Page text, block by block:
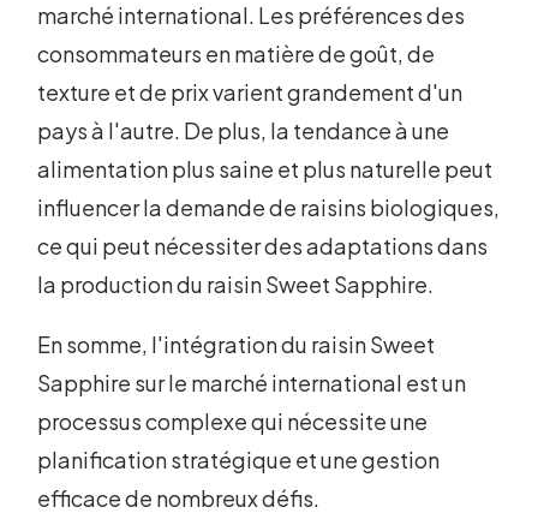
marché international. Les préférences des
consommateurs en matière de goût, de
texture et de prix varient grandement d'un
pays à l'autre. De plus, la tendance à une
alimentation plus saine et plus naturelle peut
influencer la demande de raisins biologiques,
ce qui peut nécessiter des adaptations dans
la production du raisin Sweet Sapphire.
En somme, l'intégration du raisin Sweet
Sapphire sur le marché international est un
processus complexe qui nécessite une
planification stratégique et une gestion
efficace de nombreux défis.